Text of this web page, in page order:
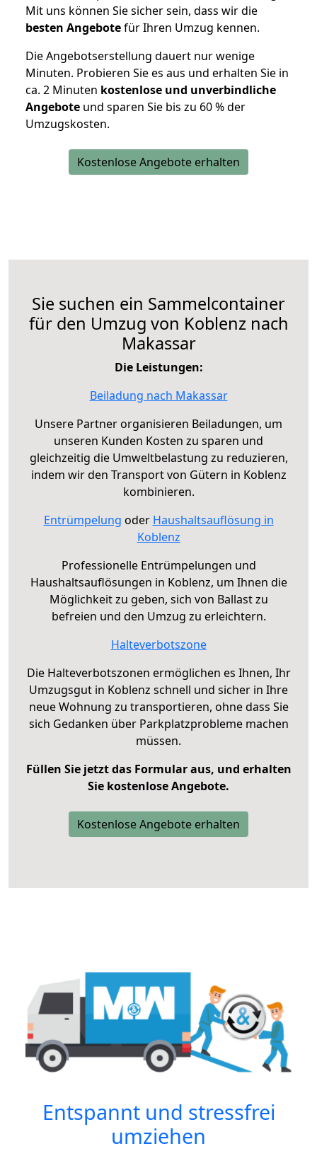
Mit uns können Sie sicher sein, dass wir die
besten Angebotefür Ihren Umzug kennen.
Die Angebotserstellung dauert nur wenige
Minuten. Probieren Sie es aus und erhalten Sie in
ca. 2 Minuten kostenlose und unverbindliche
Angebote und sparen Sie bis zu 60 % der
Umzugskosten.
Kostenlose Angebote erhalten
Sie suchen ein Sammelcontainer
für den Umzug von Koblenz nach
Makassar
Die Leistungen:
Beiladung nach Makassar
Unsere Partner organisieren Beiladungen, um
unseren Kunden Kosten zu sparen und
gleichzeitig die Umweltbelastung zu reduzieren,
indem wir den Transport von Gütern in Koblenz
kombinieren.
Entrümpelung oder Haushaltsauflösung in
Koblenz
Professionelle Entrümpelungen und
Haushaltsauflösungen in Koblenz, um Ihnen die
Möglichkeit zu geben, sich von Ballast zu
befreien und den Umzug zu erleichtern.
Halteverbotszone
Die Halteverbotszonen ermöglichen es Ihnen, Ihr
Umzugsgut in Koblenz schnell und sicher in Ihre
neue Wohnung zu transportieren, ohne dass Sie
sich Gedanken über Parkplatzprobleme machen
müssen.
Füllen Sie jetzt das Formular aus, und erhalten
Sie kostenlose Angebote.
Kostenlose Angebote erhalten
Entspannt und stressfrei
umziehen